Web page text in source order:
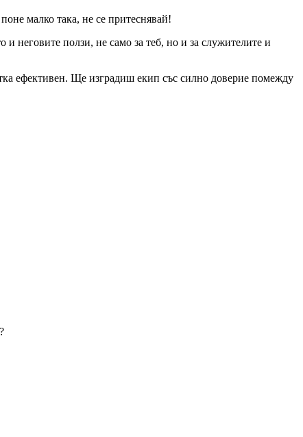
малко така, не се притеснявай!
неговите ползи, не само за теб, но и за служителите и
ефективен. Ще изградиш екип със силно доверие помежду